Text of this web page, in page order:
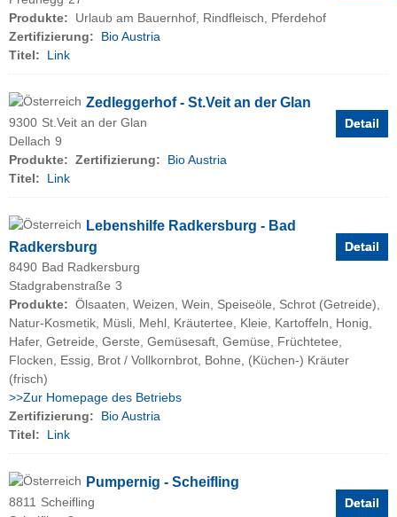
Produkte:
Urlaub am Bauernhof, Rindfleisch, Pferdehof
Zertifizierung:
Bio Austria
Titel:
Link
Detail
Zedleggerhof - St.Veit an der Glan
9300 St.Veit an der Glan
Dellach 9
Produkte: Zertifizierung:
Bio Austria
Titel:
Link
Detail
Lebenshilfe Radkersburg - Bad
Radkersburg
8490 Bad Radkersburg
Stadgrabenstraße 3
Produkte: Ölsaaten, Weizen, Wein, Speiseöle, Schrot (Getreide),
Natur-Kosmetik, Müsli, Mehl, Kräutertee, Kleie, Kartoffeln, Honig,
Hafer, Getreide, Gerste, Gemüsesaft, Gemüse, Früchtetee,
Flocken, Essig, Brot / Vollkornbrot, Bohne, (Küchen-) Kräuter
(frisch)
>>Zur Homepage des Betriebs
Zertifizierung:
Bio Austria
Titel:
Link
Detail
Pumpernig - Scheifling
8811 Scheifling